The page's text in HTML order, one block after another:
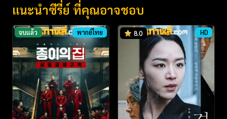
แนะนำซีรี่ย์ ที่คุณอาจชอบ
จบแล้ว พากย์ไทย 8.0 HD